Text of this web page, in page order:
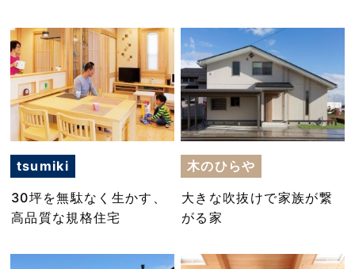
tsumiki
30坪を無駄なく生かす、
高品質な規格住宅
木のひらや
大きな吹抜けで家族が繋
がる家